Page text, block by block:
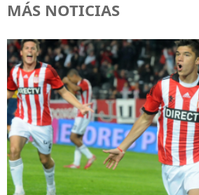
MÁS NOTICIAS